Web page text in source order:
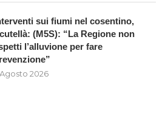
sui fiumi nel cosentino,
(M5S): “La Regione non
l’alluvione per fare
2026